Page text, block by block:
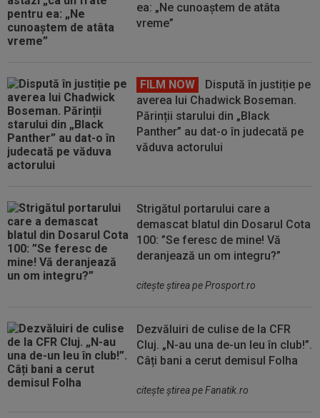
ea: „Ne cunoaștem de atâta
vreme”
FILM NOW
Dispută în justiție pe
averea lui Chadwick Boseman.
Părinții starului din „Black
Panther” au dat-o în judecată pe
văduva actorului
Strigătul portarului care a
demascat blatul din Dosarul Cota
100: ”Se feresc de mine! Vă
deranjează un om integru?”
citeşte ştirea pe Prosport.ro
Dezvăluiri de culise de la CFR
Cluj. „N-au una de-un leu în club!”.
Câți bani a cerut demisul Folha
citeşte ştirea pe Fanatik.ro